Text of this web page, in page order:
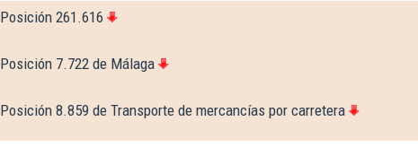
Posición 261.616
Posición 7.722 de Málaga
Posición 8.859 de Transporte de mercancías por carretera